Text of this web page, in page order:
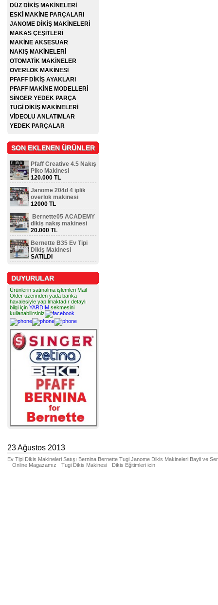
DÜZ DİKİŞ MAKİNELERİ
ESKİ MAKİNE PARÇALARI
JANOME DİKİŞ MAKİNELERİ
MAKAS ÇEŞİTLERİ
MAKİNE AKSESUAR
NAKIŞ MAKİNELERİ
OTOMATİK MAKİNELER
OVERLOK MAKİNESİ
PFAFF DİKİŞ AYAKLARI
PFAFF MAKİNE MODELLERİ
SİNGER YEDEK PARÇA
TUGİ DİKİŞ MAKİNELERİ
VİDEOLU ANLATIMLAR
YEDEK PARÇALAR
SON EKLENEN ÜRÜNLER
Pfaff Creative 4.5 Nakış
Piko Makinesi
120.000 TL
Janome 204d 4 iplik
overlok makinesi
12000 TL
Bernette05 ACADEMY
dikiş nakış makinesi
20.000 TL
Bernette B35 Ev Tipi
Dikiş Makinesi
SATILDI
DUYURULAR
Ürünlerin satınalma işlemleri Mail
Older üzerinden yada banka
havalesiyle yapılmaktadır detaylı
bilgi için YARDIM sekmesini
kullanabilirsiniz
23 Ağustos 2013
Ev Tipi Dikis Makineleri Satışı Bernina Bernette Tugi Janome Dikis Makineleri Bayii ve
Online Magazamız
Tugi Dikis Makinesi Dikis Eğitimleri icin